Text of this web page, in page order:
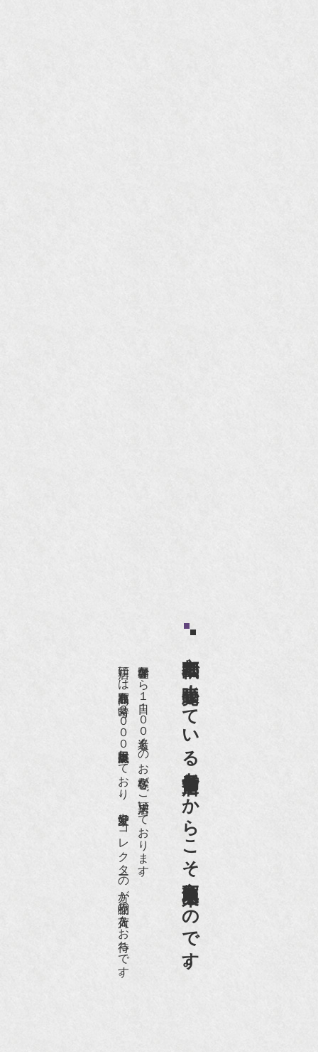
京都祇園で小売販売している
老舗骨董店だからこそ高価買取出来るのです。
世界各国から１日１００名近くのお客様がご来店頂いております。
店頭には買取商品を常時２０００点以上展示販売しており、
愛好家やコレクターの方が品物の入荷をお待ちです。